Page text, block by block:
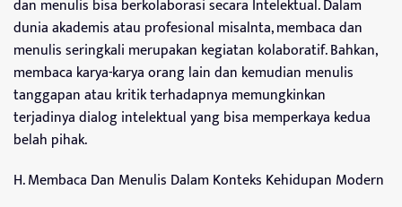
dan menulis bisa berkolaborasi secara Intelektual. Dalam
dunia akademis atau profesional misalnta, membaca dan
menulis seringkali merupakan kegiatan kolaboratif. Bahkan,
membaca karya-karya orang lain dan kemudian menulis
tanggapan atau kritik terhadapnya memungkinkan
terjadinya dialog intelektual yang bisa memperkaya kedua
belah pihak.
H. Membaca Dan Menulis Dalam Konteks Kehidupan Modern